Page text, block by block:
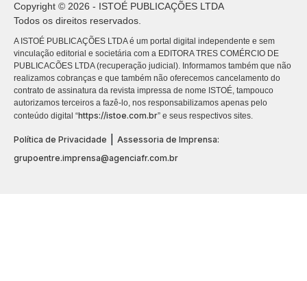
Copyright © 2026 - ISTOÉ PUBLICAÇÕES LTDA
Todos os direitos reservados.
A ISTOÉ PUBLICAÇÕES LTDA é um portal digital independente e sem
vinculação editorial e societária com a EDITORA TRES COMÉRCIO DE
PUBLICACÕES LTDA (recuperação judicial). Informamos também que não
realizamos cobranças e que também não oferecemos cancelamento do
contrato de assinatura da revista impressa de nome ISTOÉ, tampouco
autorizamos terceiros a fazê-lo, nos responsabilizamos apenas pelo
conteúdo digital “https://istoe.com.br” e seus respectivos sites.
Política de Privacidade
Assessoria de Imprensa:
grupoentre.imprensa@agenciafr.com.br